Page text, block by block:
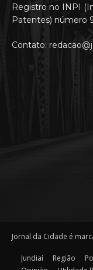
Registro no INPI
Patentes) número
Contato:
Jornal da Cidade é
Jundiaí Região